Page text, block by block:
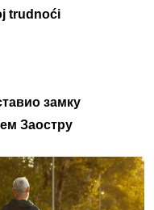
trudnoći
замку
Заостру